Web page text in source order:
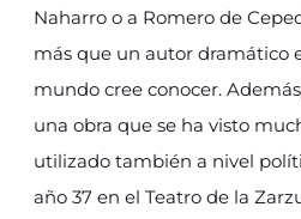
Naharro o a Romero de
más que un autor dramático
mundo cree conocer.
una obra que se ha visto
utilizado también a nivel
año 37 en el Teatro de la